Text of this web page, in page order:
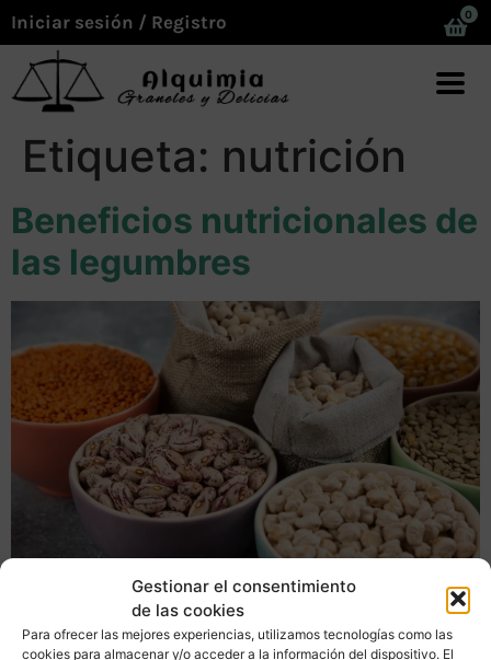
Gestionar el consentimiento
de las cookies
Para ofrecer las mejores experiencias, utilizamos tecnologías como las
cookies para almacenar y/o acceder a la información del dispositivo. El
Iniciar sesión / Registro 0
Etiqueta: nutrición
Beneficios nutricionales de
las legumbres
Las legumbres, como las judías, las lentejas, los